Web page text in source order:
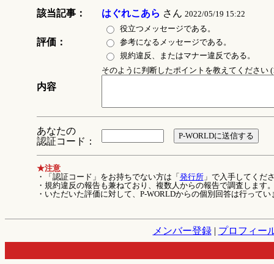
該当記事： はぐれこあら さん 2022/05/19 15:22
評価：
役立つメッセージである。
参考になるメッセージである。
規約違反、またはマナー違反である。
内容
そのように判断したポイントを教えてください
あなたの
認証コード：
★注意
・「認証コード」をお持ちでない方は「 発行所」で入手してくだ
・規約違反の報告も兼ねており、複数人からの報告で調査します
・いただいた評価に対して、P-WORLDからの個別回答は行ってい
メンバー登録| プロフィー